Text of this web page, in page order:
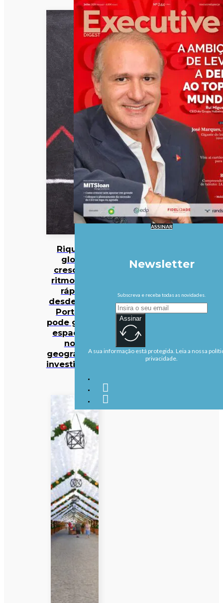
Riqueza
global
cresce ao
ritmo mais
rápido
desde 2021:
Portugal
pode ganhar
espaço na
nova
geografia do
investimento
ASSINAR
Newsletter
Subscreva e receba todas as novidades.
Assinar
A sua informação está protegida. Leia a nossa
privacidade.